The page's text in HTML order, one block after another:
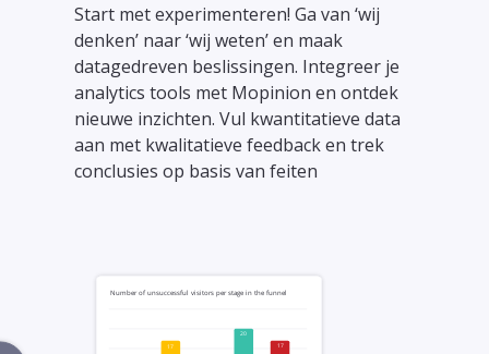
Start met experimenteren! Ga van ‘wij
denken’ naar ‘wij weten’ en maak
datagedreven beslissingen. Integreer je
analytics tools met Mopinion en ontdek
nieuwe inzichten. Vul kwantitatieve data
aan met kwalitatieve feedback en trek
conclusies op basis van feiten